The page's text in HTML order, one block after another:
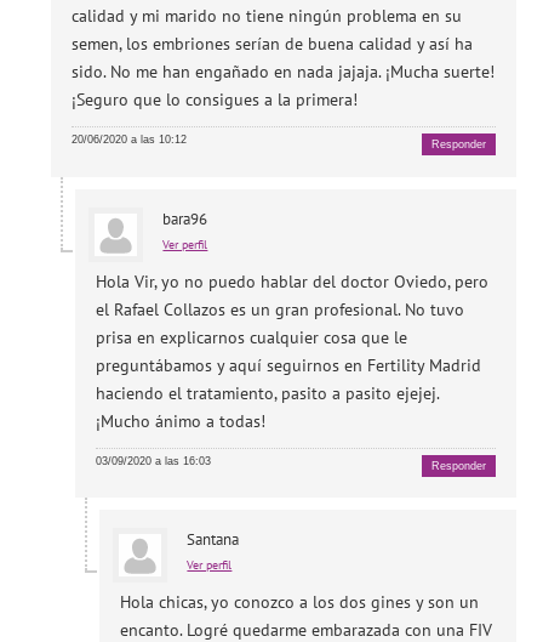
calidad y mi marido no tiene ningún problema en su
semen, los embriones serían de buena calidad y así ha
sido. No me han engañado en nada jajaja. ¡Mucha suerte!
¡Seguro que lo consigues a la primera!
20/06/2020 a las 10:12 Responder
bara96
Ver perfil
Hola Vir, yo no puedo hablar del doctor Oviedo, pero
el Rafael Collazos es un gran profesional. No tuvo
prisa en explicarnos cualquier cosa que le
preguntábamos y aquí seguirnos en Fertility Madrid
haciendo el tratamiento, pasito a pasito ejejej.
¡Mucho ánimo a todas!
03/09/2020 a las 16:03 Responder
Santana
Ver perfil
Hola chicas, yo conozco a los dos gines y son un
encanto. Logré quedarme embarazada con una FIV